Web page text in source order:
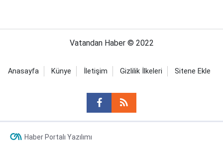
Vatandan Haber © 2022
Anasayfa Künye İletişim Gizlilik İlkeleri Sitene Ekle
Haber Portalı Yazılımı